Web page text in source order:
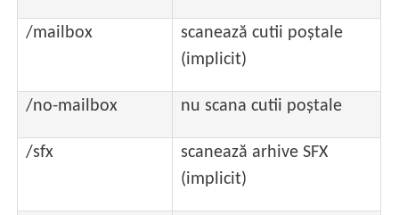
/mailbox
scanează cutii poștale
(implicit)
/no-mailbox nu scana cutii poștale
/sfx
scanează arhive SFX
(implicit)